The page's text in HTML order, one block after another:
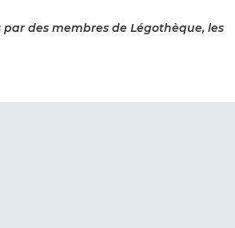
des membres de Légothèque, les